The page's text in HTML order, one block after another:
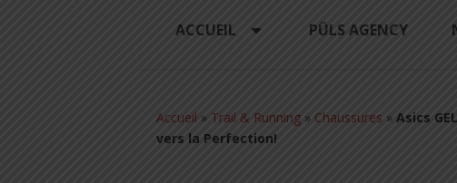
ACCUEIL PÜLS AGENCY
Accueil » Trail & Running » Chaussures » Asics
vers la Perfection!